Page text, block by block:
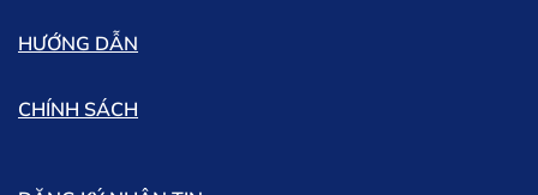
HƯỚNG DẪN
CHÍNH SÁCH